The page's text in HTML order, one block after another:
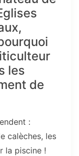
les
de
:
calèches, les
la piscine !